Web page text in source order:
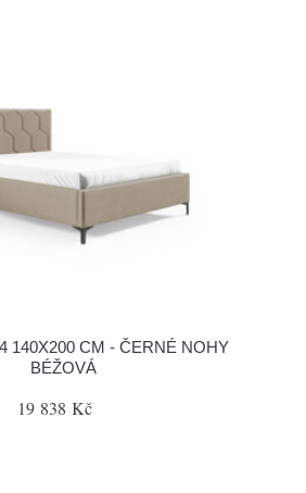
140X200 CM - ČERNÉ NOHY
BÉŽOVÁ
19 838 Kč